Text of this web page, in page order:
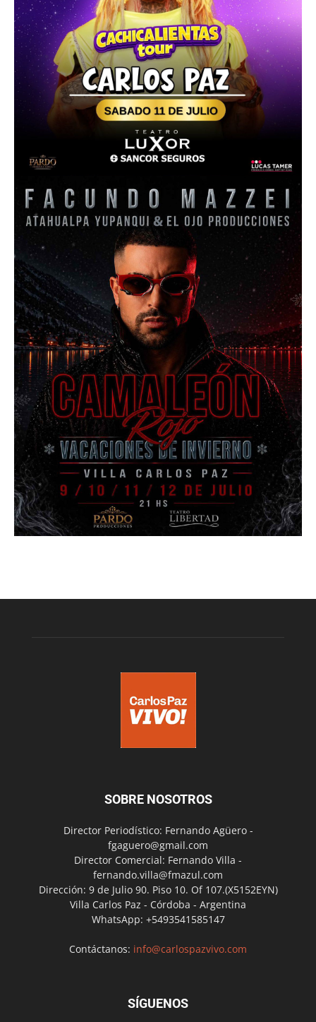
SOBRE NOSOTROS
Director Periodístico: Fernando Agüero -
fgaguero@gmail.com
Director Comercial: Fernando Villa -
fernando.villa@fmazul.com
Dirección: 9 de Julio 90. Piso 10. Of 107.(X5152EYN)
Villa Carlos Paz - Córdoba - Argentina
WhatsApp: +5493541585147
Contáctanos: info@carlospazvivo.com
SÍGUENOS